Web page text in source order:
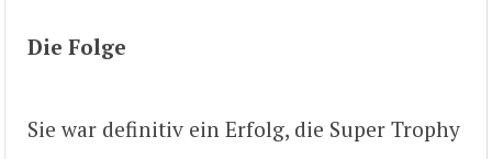
Die Folge
Sie war definitiv ein Erfolg, die Super Trophy